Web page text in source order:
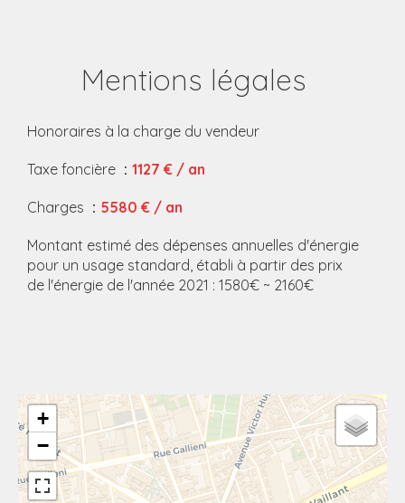
Mentions légales
Honoraires à la charge du vendeur
Taxe foncière 1127 € / an
Charges 5580 € / an
Montant estimé des dépenses annuelles d'énergie
pour un usage standard, établi à partir des prix
de l'énergie de l'année 2021 : 1580€ ~ 2160€
+
−